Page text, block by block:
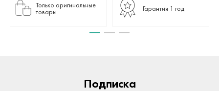
Только оригинальные
товары
Гарантия 1 год
Подписка